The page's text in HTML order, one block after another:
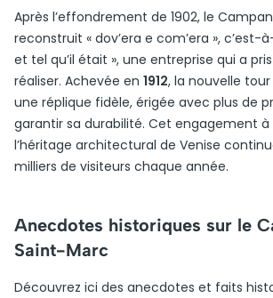
Après l’effondrement de 1902, le
reconstruit « dov’era e com’era », c’est-
et tel qu’il était », une entreprise qui a pris
réaliser. Achevée en 1912, la nouvelle tour
une réplique fidèle, érigée avec plus de
garantir sa durabilité. Cet engagement à
l’héritage architectural de Venise
milliers de visiteurs chaque année.
Anecdotes historiques sur le
Saint-Marc
Découvrez ici des anecdotes et faits